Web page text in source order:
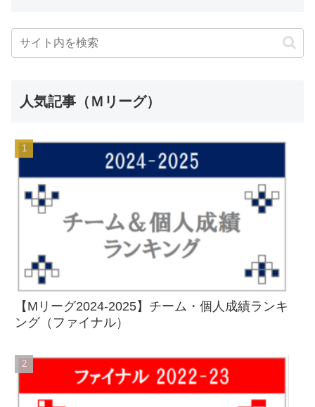
人気記事（Ｍリーグ）
【Mリーグ2024-2025】チーム・個人成績ランキ
ング（ファイナル）